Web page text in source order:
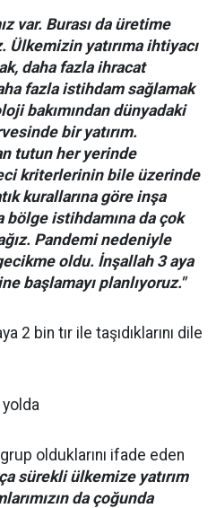
var. Burası da üretime
Ülkemizin yatırıma ihtiyacı
daha fazla ihracat
fazla istihdam sağlamak
bakımından dünyadaki
bir yatırım.
tutun her yerinde
kriterlerinin bile üzerinde
kurallarına göre inşa
bölge istihdamına da çok
Pandemi nedeniyle
oldu. İnşallah 3 aya
başlamayı planlıyoruz."
2 bin tır ile taşıdıklarını dile
yolda
olduklarını ifade eden
sürekli ülkemize yatırım
da çoğunda